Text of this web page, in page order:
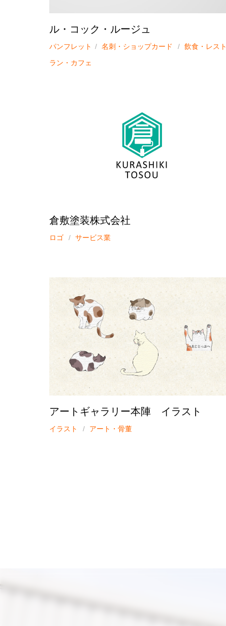
ル・コック・ルージュ
パンフレット 名刺・ショップカード
飲食・レスト
ラン・カフェ
倉敷塗装株式会社
ロゴ サービス業
アートギャラリー本陣 イラスト
イラスト アート・骨董